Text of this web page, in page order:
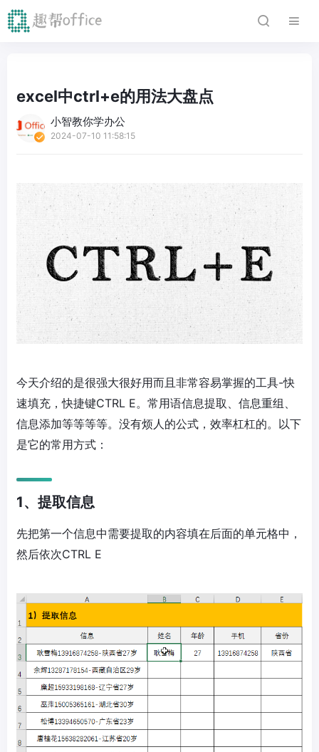
excel中ctrl+e的用法大盘点
小智教你学办公
2024-07-10 11:58:15
今天介绍的是很强大很好用而且非常容易掌握的工具-快
速填充，快捷键CTRL E。常用语信息提取、信息重组、
信息添加等等等等。没有烦人的公式，效率杠杠的。以下
是它的常用方式：
1、提取信息
先把第一个信息中需要提取的内容填在后面的单元格中，
然后依次CTRL E